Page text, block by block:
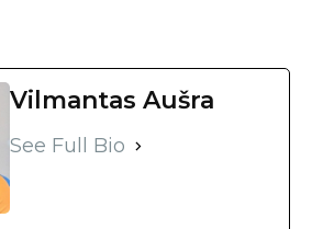
Vilmantas Aušra
See Full Bio